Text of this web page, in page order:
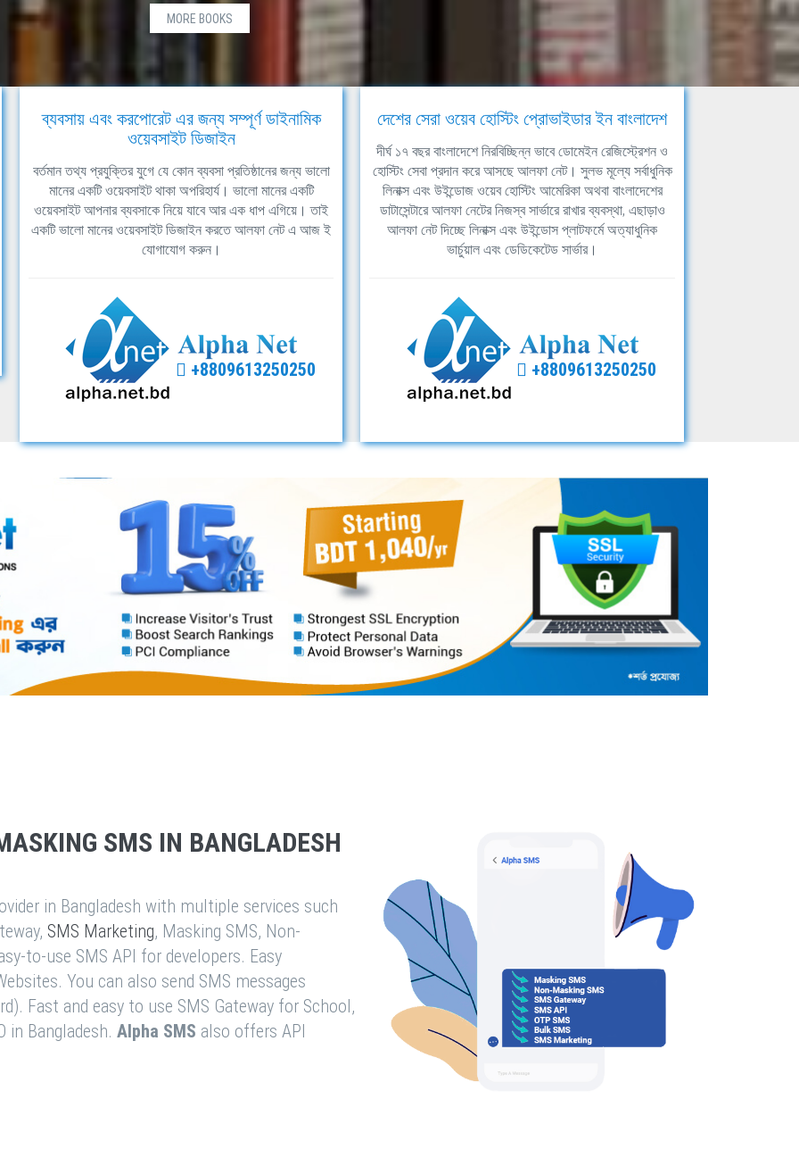
MORE BOOKS
ব্যবসায় এবং করপোরেট এর জন্য সম্পূর্ণ ডাইনামিক
ওয়েবসাইট ডিজাইন
বর্তমান তথ্য প্রযুক্তির যুগে যে কোন ব্যবসা প্রতিষ্ঠানের জন্য ভালো
মানের একটি ওয়েবসাইট থাকা অপরিহার্য। ভালো মানের একটি
ওয়েবসাইট আপনার ব্যবসাকে নিয়ে যাবে আর এক ধাপ এগিয়ে। তাই
একটি ভালো মানের ওয়েবসাইট ডিজাইন করতে আলফা নেট এ আজ ই
যোগাযোগ করুন।
+8809613250250
দেশের সেরা ওয়েব হোস্টিং প্রোভাইডার ইন বাংলাদেশ
দীর্ঘ ১৭ বছর বাংলাদেশে নিরবিচ্ছিন্ন ভাবে ডোমেইন রেজিস্ট্রেশন ও
হোস্টিং সেবা প্রদান করে আসছে আলফা নেট। সুলভ মূল্যে সর্বাধুনিক
লিনাক্স এবং উইন্ডোজ ওয়েব হোস্টিং আমেরিকা অথবা বাংলাদেশের
ডাটাসেন্টারে আলফা নেটের নিজস্ব সার্ভারে রাখার ব্যবস্থা, এছাড়াও
আলফা নেট দিচ্ছে লিনাক্স এবং উইন্ডোস প্লাটফর্মে অত্যাধুনিক
ভার্চুয়াল এবং ডেডিকেটেড সার্ভার।
+8809613250250
SMS IN BANGLADESH
in Bangladesh with multiple services such
SMS Marketing, Masking SMS, Non-
to-use SMS API for developers. Easy
You can also send SMS messages
Fast and easy to use SMS Gateway for School,
in Bangladesh. Alpha SMS also offers API